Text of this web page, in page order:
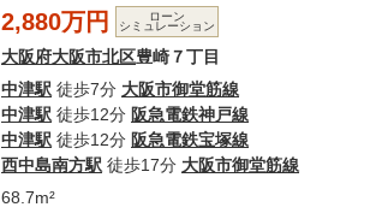
2,880万円 ローン
シミュレーション
大阪府大阪市北区豊崎７丁目
中津駅 徒歩7分 大阪市御堂筋線
中津駅 徒歩12分 阪急電鉄神戸線
中津駅 徒歩12分 阪急電鉄宝塚線
西中島南方駅 徒歩17分 大阪市御堂筋線
68.7m²